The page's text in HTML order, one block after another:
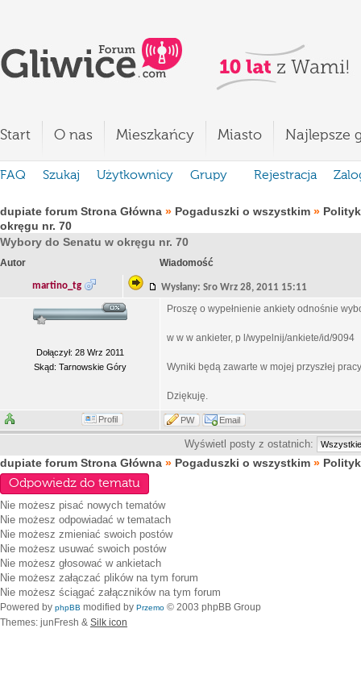
Start O nas Mieszkańcy Miasto Najlepsze
FAQ Szukaj Użytkownicy Grupy Rejestracja
dupiate forum Strona Główna » Pogaduszki o wszystkim »
okręgu nr. 70
Wybory do Senatu w okręgu nr. 70
Autor Wiadomość
martino_tg Wysłany: Sro Wrz 28, 2011 15:11
Dołączył: 28 Wrz 2011
Skąd: Tarnowskie Góry
Proszę o wypełnienie ankiety odnośnie
w w w ankieter, p l/wypelnij/ankiete/id/9094
Wyniki będą zawarte w mojej przyszłej
Dziękuję.
Profil PW Email
Wyświetl posty z ostatnich:
dupiate forum Strona Główna » Pogaduszki o wszystkim »
Odpowiedz do tematu
Nie możesz pisać nowych tematów
Nie możesz odpowiadać w tematach
Nie możesz zmieniać swoich postów
Nie możesz usuwać swoich postów
Nie możesz głosować w ankietach
Nie możesz załączać plików na tym forum
Nie możesz ściągać załączników na tym forum
Powered by phpBB modified by Przemo © 2003 phpBB Group
Themes: junFresh & Silk icon